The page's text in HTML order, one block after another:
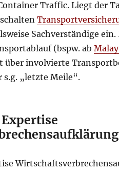
Traffic. Liegt der
Sachverständige
(bspw. ab
über involvierte
„letzte Meile“.